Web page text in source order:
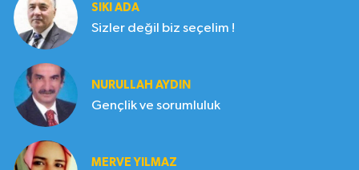
SIKI ADA
Sizler değil biz seçelim !
NURULLAH AYDIN
Gençlik ve sorumluluk
MERVE YILMAZ